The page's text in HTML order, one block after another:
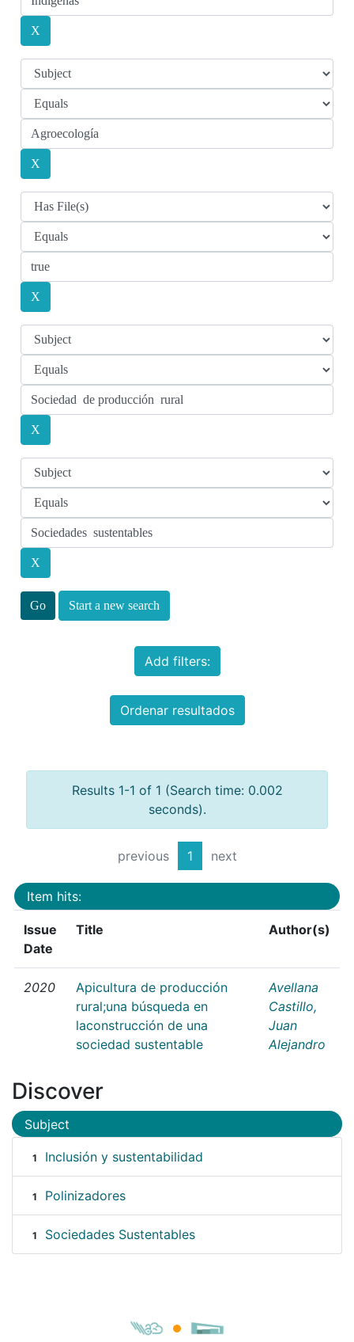
Start a new search
Add filters:
Ordenar resultados
Results 1-1 of 1 (Search time: 0.002
seconds).
previous 1 next
Item hits:
Issue
Date
Title Author(s)
2020
Apicultura de producción
rural;una búsqueda en
laconstrucción de una
sociedad sustentable
Avellana
Castillo,
Juan
Alejandro
Discover
Subject
1 Inclusión y sustentabilidad
1 Polinizadores
1 Sociedades Sustentables